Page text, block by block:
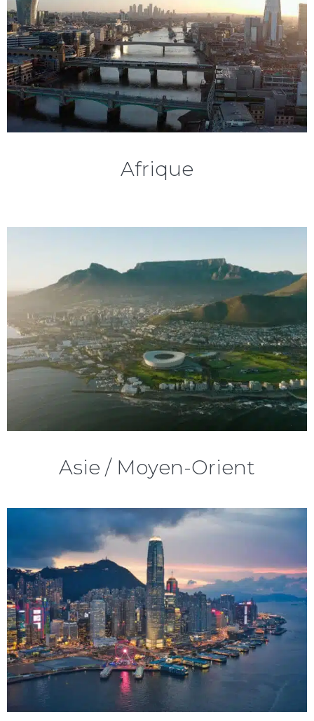
Afrique
Asie / Moyen-Orient